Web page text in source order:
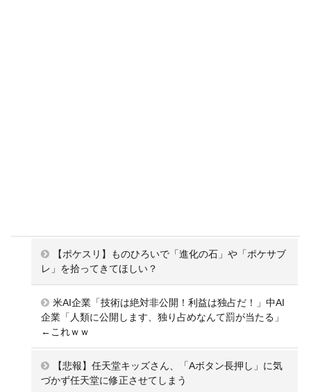
【ポケスリ】ものひろいで「進化の石」や「ポケサブ
レ」を拾ってきてほしい？
米AI企業「技術は絶対非公開！利益は独占だ！」中AI
企業「人類に公開します、独り占めなんて罰が当たる」
←これｗｗ
【悲報】任天堂キッズさん、「Aボタン長押し」に気
づかず任天堂に修正させてしまう